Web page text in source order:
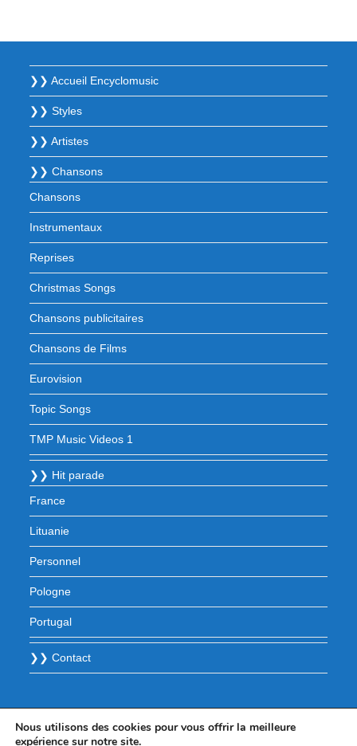
❯❯ Accueil Encyclomusic
❯❯ Styles
❯❯ Artistes
❯❯ Chansons
Chansons
Instrumentaux
Reprises
Christmas Songs
Chansons publicitaires
Chansons de Films
Eurovision
Topic Songs
TMP Music Videos 1
❯❯ Hit parade
France
Lituanie
Personnel
Pologne
Portugal
❯❯ Contact
Nous utilisons des cookies pour vous offrir la meilleure
expérience sur notre site.